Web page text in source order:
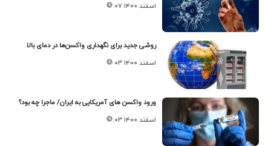
۰۷ اسفند ۱۴۰۰
روشی جدید برای نگهداری واکسن‌ها در دمای بالا
۰۳ اسفند ۱۴۰۰
ورود واکسن های آمریکایی به ایران/ ماجرا چه بود؟
۰۳ اسفند ۱۴۰۰